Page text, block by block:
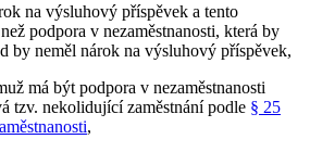
na výsluhový příspěvek a tento
podpora v nezaměstnanosti, která by
by neměl nárok na výsluhový příspěvek,
má být podpora v nezaměstnanosti
tzv. nekolidující zaměstnání podle § 25
,